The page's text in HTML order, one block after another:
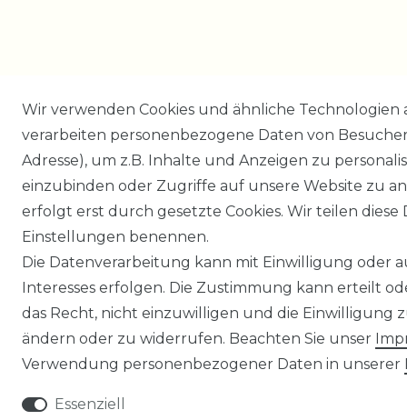
Wir verwenden Cookies und ähnliche
verarbeiten personenbezogene Daten von
Adresse), um z.B. Inhalte und Anzeigen zu
einzubinden oder Zugriffe auf unsere Website zu
erfolgt erst durch gesetzte Cookies. Wir teilen
Einstellungen benennen.
Die Datenverarbeitung kann mit Einwilligung oder
Interesses erfolgen. Die Zustimmung kann erteilt
das Recht, nicht einzuwilligen und die Einwilligung
ändern oder zu widerrufen. Beachten Sie unser
Verwendung personenbezogener Daten in unserer
Essenziell